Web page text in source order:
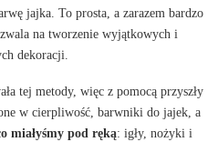
jajka. To prosta, a zarazem bardzo
na tworzenie wyjątkowych i
dekoracji.
tej metody, więc z pomocą przyszły
w cierpliwość, barwniki do jajek, a
miałyśmy pod ręką: igły, nożyki i